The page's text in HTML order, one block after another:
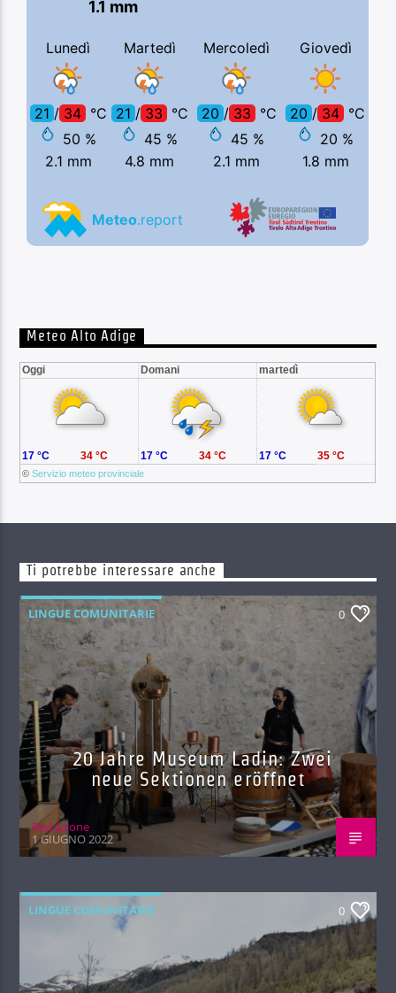
Meteo Alto Adige
Oggi Domani martedì
©Servizio meteo provinciale
17 °C 34 °C 17 °C 34 °C 17 °C 35 °C
Ti potrebbe interessare anche
LINGUE COMUNITARIE 0
20 Jahre Museum Ladin: Zwei
neue Sektionen eröffnet
Red.azione
1 GIUGNO 2022
LINGUE COMUNITARIE 0